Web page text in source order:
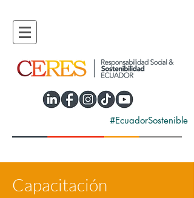
#EcuadorSostenible
Capacitación